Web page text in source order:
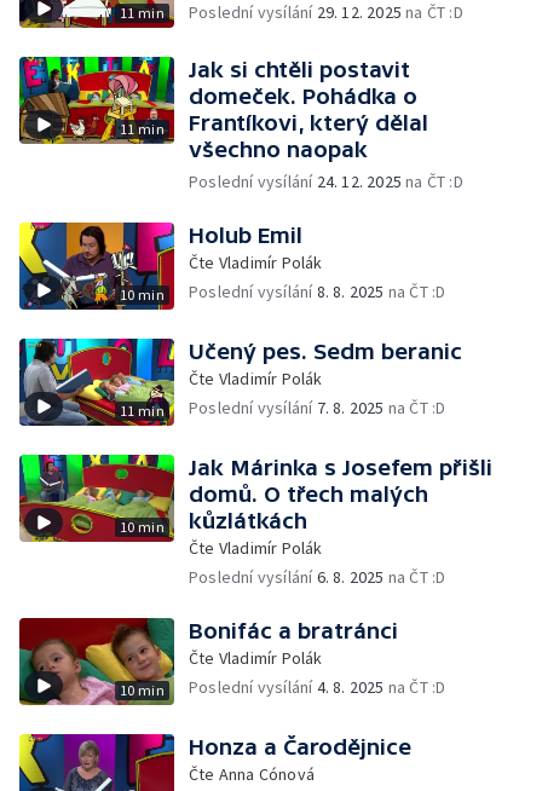
11 min Poslední vysílání 29. 12. 2025 na ČT :D
11 min
Jak si chtěli postavit
domeček. Pohádka o
Frantíkovi, který dělal
všechno naopak
Poslední vysílání 24. 12. 2025 na ČT :D
10 min
Holub Emil
Čte Vladimír Polák
Poslední vysílání8. 8. 2025 na ČT :D
11 min
Učený pes. Sedm beranic
Čte Vladimír Polák
Poslední vysílání 7. 8. 2025 na ČT :D
10 min
Jak Márinka s Josefem přišli
domů. O třech malých
kůzlátkách
Čte Vladimír Polák
Poslední vysílání6. 8. 2025 na ČT :D
10 min
Bonifác a bratránci
Čte Vladimír Polák
Poslední vysílání4. 8. 2025 na ČT :D
Honza a Čarodějnice
Čte Anna Cónová